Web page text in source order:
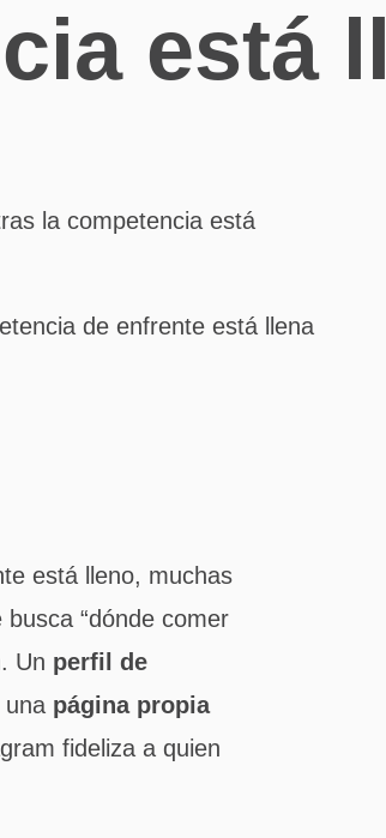
está
de enfrente está llena
está lleno, muchas
“dónde comer
Un perfil de
una página propia
fideliza a quien